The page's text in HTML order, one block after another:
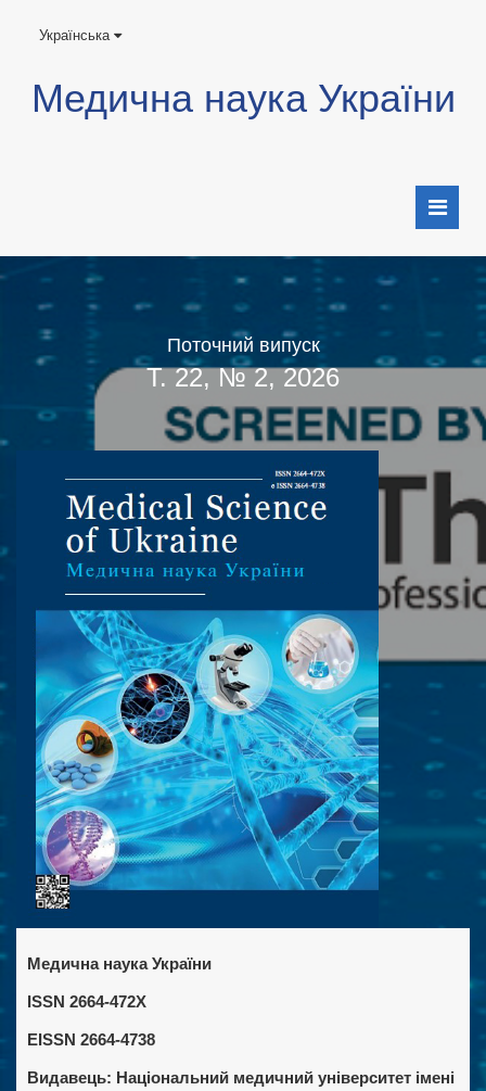
Українська
Медична наука України
Поточний випуск
Т. 22, № 2, 2026
Медична наука України
ISSN 2664-472X
EISSN 2664-4738
Видавець: Національний медичний університет імені